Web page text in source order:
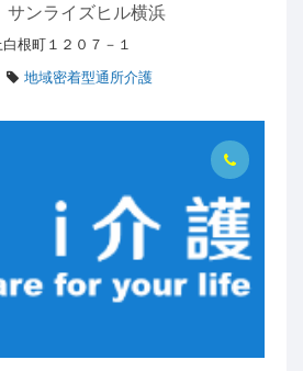
ンライズヒル横浜
根町１２０７－１
地域密着型通所介護